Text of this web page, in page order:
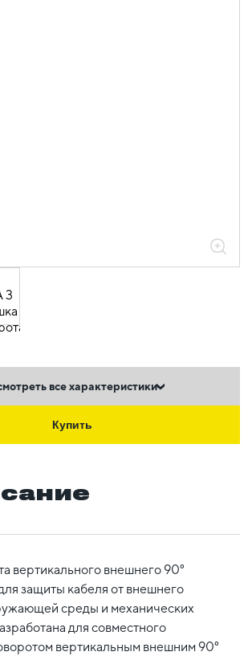
все характеристики
Купить
вертикального внешнего 90°
защиты кабеля от внешнего
среды и механических
для совместного
вертикальным внешним 90°